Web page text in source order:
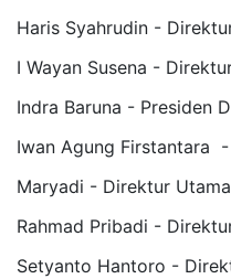
Haris Syahrudin -
I Wayan Susena -
Indra Baruna - Presiden
Iwan Agung Firstantara
Maryadi - Direktur
Rahmad Pribadi -
Setyanto Hantoro -